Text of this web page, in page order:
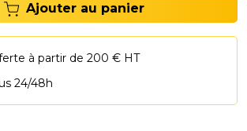
Ajouter au panier
à partir de 200 € HT
24/48h